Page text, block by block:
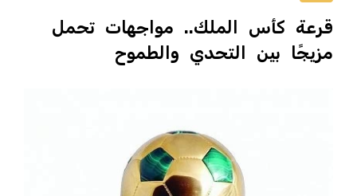
قرعة كأس الملك.. مواجهات تحمل
مزيجًا بين التحدي والطموح